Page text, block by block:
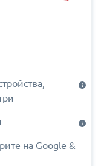
на Google &